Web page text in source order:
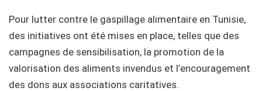
Pour lutter contre le gaspillage alimentaire en Tunisie,
des initiatives ont été mises en place, telles que des
campagnes de sensibilisation, la promotion de la
valorisation des aliments invendus et l’encouragement
des dons aux associations caritatives.